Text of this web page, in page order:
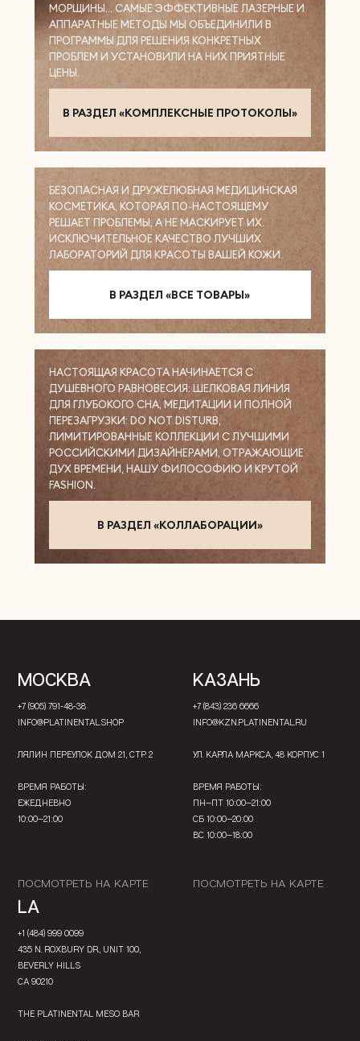
В РАЗДЕЛ «КОМПЛЕКСНЫЕ ПРОТОКОЛЫ»
МОРЩИНЫ… САМЫЕ ЭФФЕКТИВНЫЕ ЛАЗЕРНЫЕ И
АППАРАТНЫЕ МЕТОДЫ МЫ ОБЪЕДИНИЛИ В
ПРОГРАММЫ ДЛЯ РЕШЕНИЯ КОНКРЕТНЫХ
ПРОБЛЕМ И УСТАНОВИЛИ НА НИХ ПРИЯТНЫЕ
ЦЕНЫ.
БЕЗОПАСНАЯ И ДРУЖЕЛЮБНАЯ МЕДИЦИНСКАЯ
КОСМЕТИКА, КОТОРАЯ ПО-НАСТОЯЩЕМУ
РЕШАЕТ ПРОБЛЕМЫ, А НЕ МАСКИРУЕТ ИХ.
ИСКЛЮЧИТЕЛЬНОЕ КАЧЕСТВО ЛУЧШИХ
ЛАБОРАТОРИЙ ДЛЯ КРАСОТЫ ВАШЕЙ КОЖИ.
В РАЗДЕЛ «ВСЕ ТОВАРЫ»
В РАЗДЕЛ «КОЛЛАБОРАЦИИ»
НАСТОЯЩАЯ КРАСОТА НАЧИНАЕТСЯ С
ДУШЕВНОГО РАВНОВЕСИЯ: ШЕЛКОВАЯ ЛИНИЯ
ДЛЯ ГЛУБОКОГО СНА, МЕДИТАЦИИ И ПОЛНОЙ
ПЕРЕЗАГРУЗКИ: DO NOT DISTURB,
ЛИМИТИРОВАННЫЕ КОЛЛЕКЦИИ С ЛУЧШИМИ
РОССИЙСКИМИ ДИЗАЙНЕРАМИ, ОТРАЖАЮЩИЕ
ДУХ ВРЕМЕНИ, НАШУ ФИЛОСОФИЮ И КРУТОЙ
FASHION.
МОСКВА
+7 (905) 791-48-38
INFO@PLATINENTAL.SHOP
ЛЯЛИН ПЕРЕУЛОК ДОМ 21, СТР. 2
ВРЕМЯ РАБОТЫ:
ЕЖЕДНЕВНО
10:00—21:00
ПОСМОТРЕТЬ НА КАРТЕ
КАЗАНЬ
+7 (843) 236 6666
INFO@KZN.PLATINENTAL.RU
УЛ. КАРЛА МАРКСА, 48 КОРПУС 1
ВРЕМЯ РАБОТЫ:
ПН—ПТ 10:00—21:00
СБ 10:00—20:00
ВС 10:00—18:00
ПОСМОТРЕТЬ НА КАРТЕ
LA
+1 (484) 999 0099
435 N. ROXBURY DR., UNIT 100,
BEVERLY HILLS
CA 90210
THE PLATINENTAL MESO BAR